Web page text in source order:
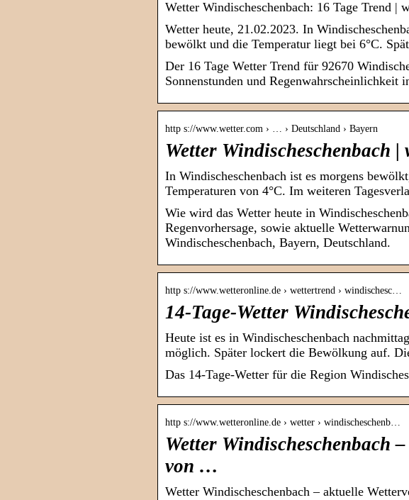
Wetter Windischeschenbach: 16 Tage Trend |
Wetter heute, 21.02.2023. In
bewölkt und die Temperatur liegt bei 6°C.
Der 16 Tage Wetter Trend für 92670
Sonnenstunden und Regenwahrscheinlichkeit
http s://www.wetter.com › … › Deutschland › Bayern
Wetter Windischeschenbach |
In Windischeschenbach ist es morgens
Temperaturen von 4°C. Im weiteren
Wie wird das Wetter heute in
Regenvorhersage, sowie aktuelle
Windischeschenbach, Bayern, Deutschland.
http s://www.wetteronline.de › wettertrend › windischesc…
14-Tage-Wetter
Heute ist es in Windischeschenbach
möglich. Später lockert die Bewölkung auf.
Das 14-Tage-Wetter für die Region
http s://www.wetteronline.de › wetter › windischeschenb…
Wetter Windischeschenbach
von …
Wetter Windischeschenbach – aktuelle